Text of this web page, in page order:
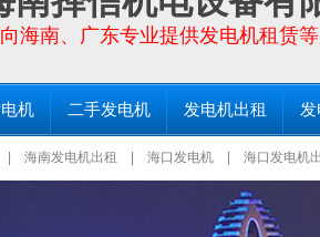
海南、广东专业提供发电机租赁
机 二手发电机 发电机出租
海南发电机出租 海口发电机 海口发电机